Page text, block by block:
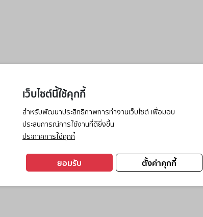
เว็บไซต์นี้ใช้คุกกี้
สำหรับพัฒนาประสิทธิภาพการทำงานเว็บไซต์ เพื่อมอบ
ประสบการณ์การใช้งานที่ดียิ่งขึ้น
ประกาศการใช้คุกกี้
ตั้งค่าคุกกี้
ยอมรับ
has occurred while loading